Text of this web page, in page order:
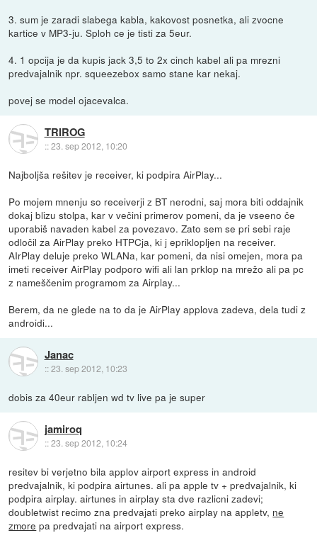
3. sum je zaradi slabega kabla, kakovost posnetka, ali zvocne
kartice v MP3-ju. Sploh ce je tisti za 5eur.
4. 1 opcija je da kupis jack 3,5 to 2x cinch kabel ali pa mrezni
predvajalnik npr. squeezebox samo stane kar nekaj.
povej se model ojacevalca.
TRIROG
::23. sep 2012, 10:20
Najboljša rešitev je receiver, ki podpira AirPlay...
Po mojem mnenju so receiverji z BT nerodni, saj mora biti oddajnik
dokaj blizu stolpa, kar v večini primerov pomeni, da je vseeno če
uporabiš navaden kabel za povezavo. Zato sem se pri sebi raje
odločil za AirPlay preko HTPCja, ki j epriklopljen na receiver.
AIrPlay deluje preko WLANa, kar pomeni, da nisi omejen, mora pa
imeti receiver AirPlay podporo wifi ali lan prklop na mrežo ali pa pc
z nameščenim programom za Airplay...
Berem, da ne glede na to da je AirPlay applova zadeva, dela tudi z
androidi...
Janac
::23. sep 2012, 10:23
dobis za 40eur rabljen wd tv live pa je super
jamiroq
::23. sep 2012, 10:24
resitev bi verjetno bila applov airport express in android
predvajalnik, ki podpira airtunes. ali pa apple tv + predvajalnik, ki
podpira airplay. airtunes in airplay sta dve razlicni zadevi;
doubletwist recimo zna predvajati preko airplay na appletv, ne
zmore pa predvajati na airport express.